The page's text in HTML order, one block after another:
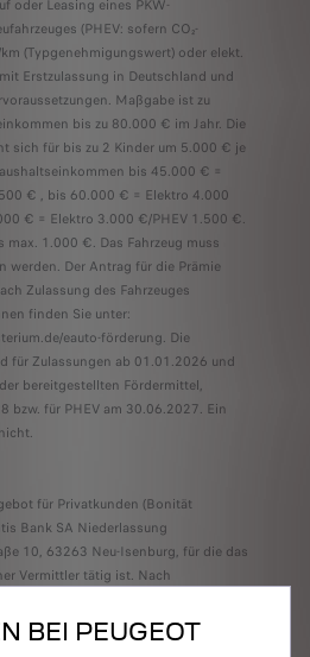
oder Leasing eines PKW-
(PHEV: sofern CO₂-
(Typgenehmigungswert) oder elekt.
Erstzulassung in Deutschland und
Maßgabe ist zu
bis zu 80.000 € im Jahr. Die
sich für bis zu 2 Kinder um 5.000 € je
bis 45.000 € =
€ , bis 60.000 € = Elektro 4.000
€ = Elektro 3.000 €/PHEV 1.500 €.
1.000 €. Das Fahrzeug muss
werden. Der Antrag für die Prämie
Zulassung des Fahrzeuges
finden Sie unter:
eauto-förderung. Die
für Zulassungen ab 01.01.2026 und
bereitgestellten Fördermittel,
bzw. für PHEV am 30.06.2027. Ein
für Privatkunden (Bonität
Bank SA Niederlassung
10, 63263 Neu-Isenburg, für die das
Vermittler tätig ist. Nach
vorhandene Schäden abgerechnet.
Mehrwertsteuer, zzgl.
BEI PEUGEOT